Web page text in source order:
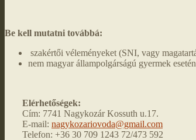
Be kell mutatni továbbá:
szakértői véleményeket (SNI, vagy
nem magyar állampolgárságú gyermek
Elérhetőségek:
Cím: 7741 Nagykozár Kossuth u.17.
E-mail: nagykozariovoda@gmail.com
Telefon: +36 30 709 1243 72/473 592